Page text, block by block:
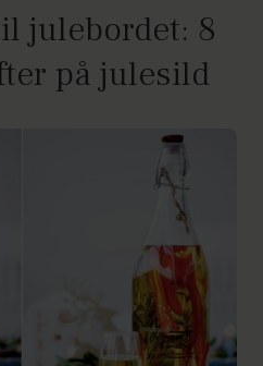
julebordet: 8
på julesild